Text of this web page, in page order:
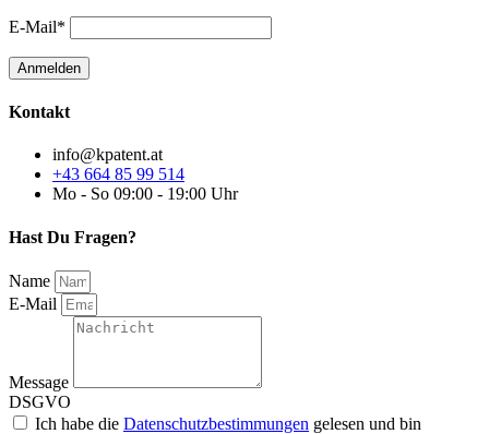
E-Mail*
Kontakt
info@kpatent.at
+43 664 85 99 514
Mo - So 09:00 - 19:00 Uhr
Hast Du Fragen?
Name
E-Mail
Message
DSGVO
Ich habe die Datenschutzbestimmungen gelesen und bin